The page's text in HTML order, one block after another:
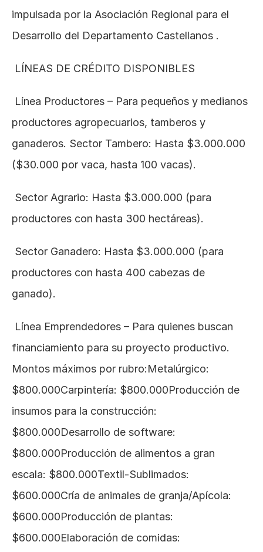
impulsada por la Asociación Regional para el
Desarrollo del Departamento Castellanos .
LÍNEAS DE CRÉDITO DISPONIBLES
productores agropecuarios, tamberos y
ganaderos. Sector Tambero: Hasta $3.000.000
($30.000 por vaca, hasta 100 vacas).
productores con hasta 300 hectáreas).
productores con hasta 400 cabezas de
ganado).
financiamiento para su proyecto productivo.
Montos máximos por rubro:Metalúrgico:
$800.000Carpintería: $800.000Producción de
insumos para la construcción:
$800.000Desarrollo de software:
$800.000Producción de alimentos a gran
escala: $800.000Textil-Sublimados:
$600.000Cría de animales de granja/Apícola:
$600.000Producción de plantas:
$600.000Elaboración de comidas: